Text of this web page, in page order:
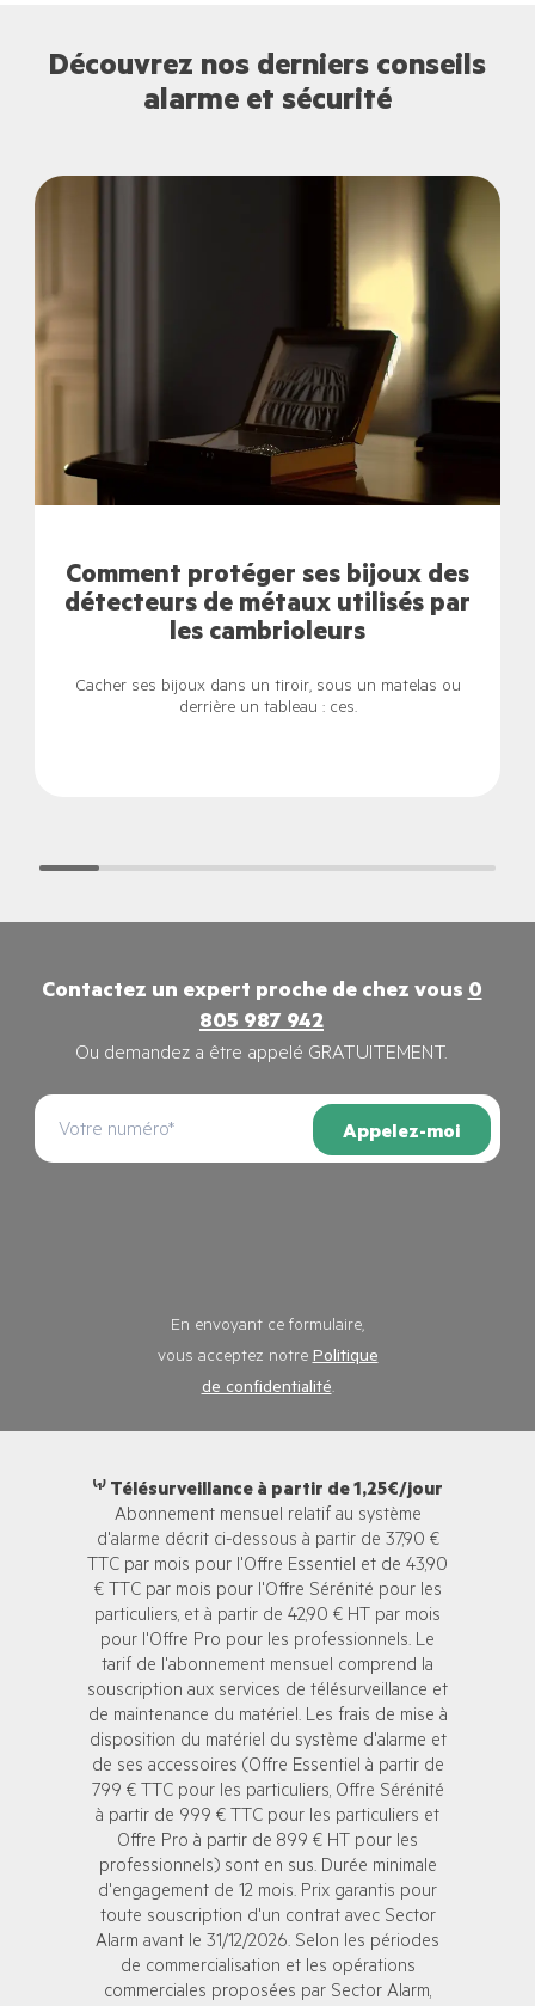
Découvrez nos derniers conseils
alarme et sécurité
Comment protéger ses bijoux des
détecteurs de métaux utilisés par
les cambrioleurs
Cacher ses bijoux dans un tiroir, sous un matelas ou
derrière un tableau : ces.
Contactez un expert proche de chez vous0
805 987 942
Ou demandez a être appelé GRATUITEMENT.
En envoyant ce formulaire,
vous acceptez notrePolitique
de confidentialité.
Appelez-moi
⁽¹⁾ Télésurveillance à partir de 1,25€/jour
Abonnement mensuel relatif au système
d'alarme décrit ci-dessous à partir de 37,90 €
TTC par mois pour l'Offre Essentiel et de 43,90
€ TTC par mois pour l'Offre Sérénité pour les
particuliers, et à partir de 42,90 € HT par mois
pour l'Offre Pro pour les professionnels. Le
tarif de l'abonnement mensuel comprend la
souscription aux services de télésurveillance et
de maintenance du matériel. Les frais de mise à
disposition du matériel du système d'alarme et
de ses accessoires (Offre Essentiel à partir de
799 € TTC pour les particuliers, Offre Sérénité
à partir de 999 € TTC pour les particuliers et
Offre Pro à partir de 899 € HT pour les
professionnels) sont en sus. Durée minimale
d'engagement de 12 mois. Prix garantis pour
toute souscription d'un contrat avec Sector
Alarm avant le 31/12/2026. Selon les périodes
de commercialisation et les opérations
commerciales proposées par Sector Alarm,